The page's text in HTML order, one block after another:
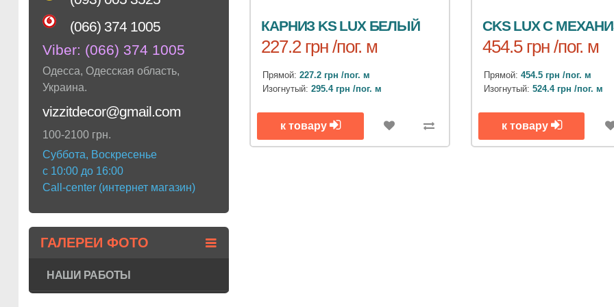
КАРНИЗ KS LUX БЕЛЫЙ
227.2 грн /пог. м
Прямой:227.2 грн /пог. м
Изогнутый:295.4 грн /пог. м
к товару
CKS LUX C
454.5 грн /пог. м
Прямой: 454.5 грн /пог. м
Изогнутый: 524.4 грн /пог. м
к товару
(066) 374 1005
Viber: (066) 374 1005
Одесса, Одесская область,
Украина.
vizzitdecor@gmail.com
100-2100 грн.
Суббота, Воскресенье
с 10:00 до 16:00
Call-center (интернет магазин)
ГАЛЕРЕИ ФОТО
НАШИ РАБОТЫ